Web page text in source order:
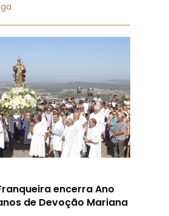
encerra Ano
de Devoção Mariana